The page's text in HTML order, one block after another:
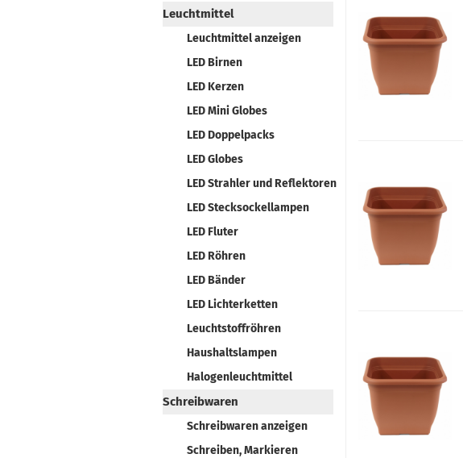
Leuchtmittel
Leuchtmittel anzeigen
LED Birnen
LED Kerzen
LED Mini Globes
LED Doppelpacks
LED Globes
LED Strahler und Reflektoren
LED Stecksockellampen
LED Fluter
LED Röhren
LED Bänder
LED Lichterketten
Leuchtstoffröhren
Haushaltslampen
Halogenleuchtmittel
Schreibwaren
Schreibwaren anzeigen
Schreiben, Markieren